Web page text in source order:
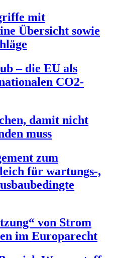
mit
Übersicht sowie
– die EU als
CO2-
damit nicht
muss
zum
für wartungs-,
von Strom
im Europarecht